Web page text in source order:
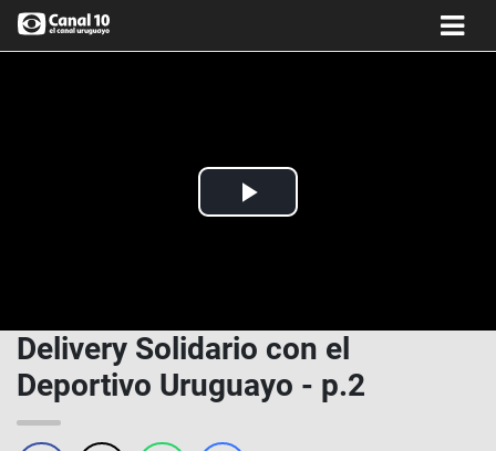
Play
Delivery Solidario con el
Deportivo Uruguayo - p.2